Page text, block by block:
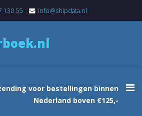
130 55 info@shipdata.nl
voor bestellingen binnen
Nederland boven €125,-